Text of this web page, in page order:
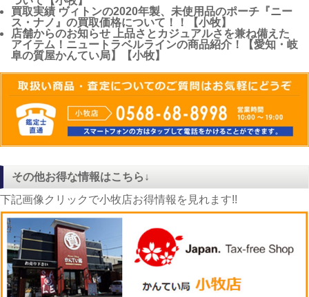
買取実績 ヴィトンの2020年製、未使用品のポーチ『ニー
ス・ナノ』の買取価格について！！【小牧】
店舗からのお知らせ 上品さとカジュアルさを兼ね備えた
アイテム！ニュートラベルラインの商品紹介！【愛知・岐
阜の質屋かんてい局】【小牧】
その他お得な情報はこちら↓
下記画像クリックで小牧店お得情報を見れます!!